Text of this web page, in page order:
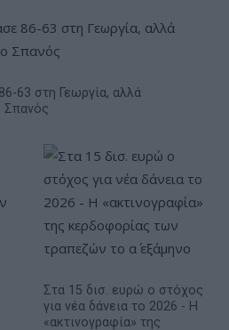
63 στη Γεωργία, αλλά
Σπανός
Στα 15 δισ. ευρώ ο στόχος
για νέα δάνεια το 2026 - Η
«ακτινογραφία» της